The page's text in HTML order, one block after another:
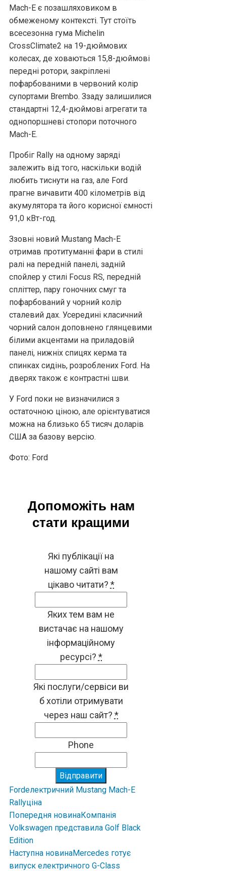
Mach-E є позашляховиком в
обмеженому контексті. Тут стоїть
всесезонна гума Michelin
CrossClimate2 на 19-дюймових
колесах, де ховаються 15,8-дюймові
передні ротори, закріплені
пофарбованими в червоний колір
супортами Brembo. Ззаду залишилися
стандартні 12,4-дюймові агрегати та
однопоршневі стопори поточного
Mach-E.
Пробіг Rally на одному заряді
залежить від того, наскільки водій
любить тиснути на газ, але Ford
прагне вичавити 400 кілометрів від
акумулятора та його корисної ємності
91,0 кВт-год.
Ззовні новий Mustang Mach-E
отримав протитуманні фари в стилі
ралі на передній панелі, задній
спойлер у стилі Focus RS, передній
спліттер, пару гоночних смуг та
пофарбований у чорний колір
сталевий дах. Усередині класичний
чорний салон доповнено глянцевими
білими акцентами на приладовій
панелі, нижніх спицях керма та
спинках сидінь, розроблених Ford. На
дверях також є контрастні шви.
У Ford поки не визначилися з
остаточною ціною, але орієнтуватися
можна на близько 65 тисяч доларів
США за базову версію.
Фото: Ford
Допоможіть нам
стати кращими
Які публікації на
нашому сайті вам
цікаво читати? *
Яких тем вам не
вистачає на нашому
інформаційному
ресурсі? *
Які послуги/сервіси ви
б хотіли отримувати
через наш сайт? *
Phone
Відправити
Fordелектричний Mustang Mach-E
Rallyціна
Попередня новинаКомпанія
Volkswagen представила Golf Black
Edition
Наступна новинаMercedes готує
випуск електричного G-Class